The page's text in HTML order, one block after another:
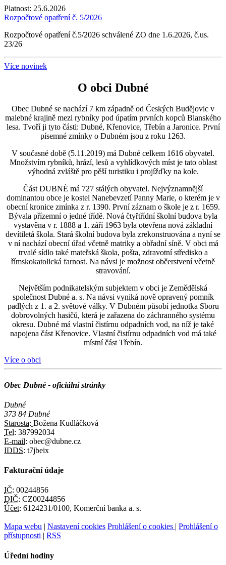
Platnost: 25.6.2026
Rozpočtové opatření č. 5/2026
Rozpočtové opatření č.5/2026 schválené ZO dne 1.6.2026, č.us.
23/26
Více novinek
O obci Dubné
Obec Dubné se nachází 7 km západně od Českých Budějovic v
malebné krajině mezi rybníky pod úpatím prvních kopců Blanského
lesa. Tvoří ji tyto části: Dubné, Křenovice, Třebín a Jaronice. První
písemné zmínky o Dubném jsou z roku 1263.
V současné době (5.11.2019) má Dubné celkem 1616 obyvatel.
Množstvím rybníků, hrází, lesů a vyhlídkových míst je tato oblast
výhodná zvláště pro pěší turistiku i projížďky na kole.
Část DUBNÉ má 727 stálých obyvatel. Nejvýznamnější
dominantou obce je kostel Nanebevzetí Panny Marie, o kterém je v
obecní kronice zmínka z r. 1390. První záznam o škole je z r. 1659.
Bývala přízemní o jedné třídě. Nová čtyřtřídní školní budova byla
vystavěna v r. 1888 a 1. září 1963 byla otevřena nová základní
devítiletá škola. Stará školní budova byla zrekonstruována a nyní se
v ní nachází obecní úřad včetně matriky a obřadní síně. V obci má
trvalé sídlo také mateřská škola, pošta, zdravotní středisko a
římskokatolická farnost. Na návsi je možnost občerstvení včetně
stravování.
Největším podnikatelským subjektem v obci je Zemědělská
společnost Dubné a. s. Na návsi vyniká nově opravený pomník
padlých z 1. a 2. světové války. V Dubném působí jednotka Sboru
dobrovolných hasičů, která je zařazena do záchranného systému
okresu. Dubné má vlastní čistírnu odpadních vod, na níž je také
napojena část Křenovice. Vlastní čistírnu odpadních vod má také
místní část Třebín.
Více o obci
Obec Dubné - oficiální stránky
Dubné
373 84 Dubné
Starosta: Božena Kudláčková
Tel: 387992034
E-mail: obec@dubne.cz
IDDS: t7jbeix
Fakturační údaje
IČ: 00244856
DIČ: CZ00244856
Účet: 6124231/0100, Komerční banka a. s.
Mapa webu Nastavení cookies Prohlášení o cookies
Prohlášení o
přístupnosti
RSS
Úřední hodiny